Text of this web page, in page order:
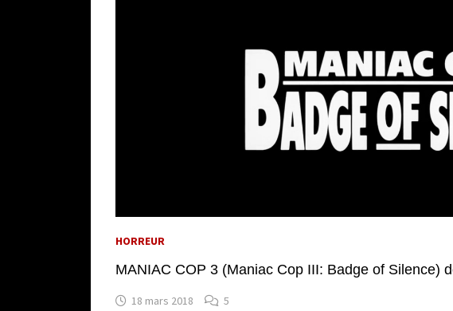
HORREUR
MANIAC COP 3 (Maniac Cop III: Badge of Silence)
18 mars 2018 5